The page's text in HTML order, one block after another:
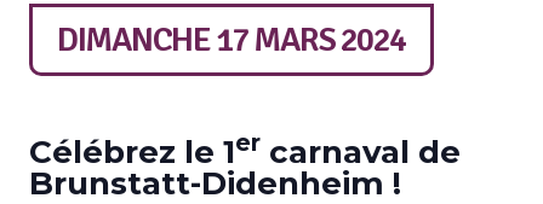
DIMANCHE 17 MARS 2024
Célébrez le 1er carnaval de
Brunstatt-Didenheim !